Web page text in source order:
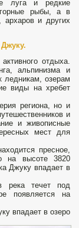
луга и редкие
рыбы, а в
архаров и других
отдыха.
альпинизма и
ледникам, озерам
виды на хребет
региона, но и
и
и живописные
мест для
пресное,
на высоте 3820
Джуку впадает в
река течет под
появляется на
впадает в озеро